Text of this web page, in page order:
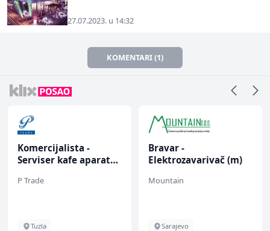
27.07.2023. u 14:32
KOMENTARI (1)
Komercijalista -
Serviser kafe aparata
P Trade
Tuzla
Bravar -
Elektrozavarivač (m)
Mountain
Sarajevo